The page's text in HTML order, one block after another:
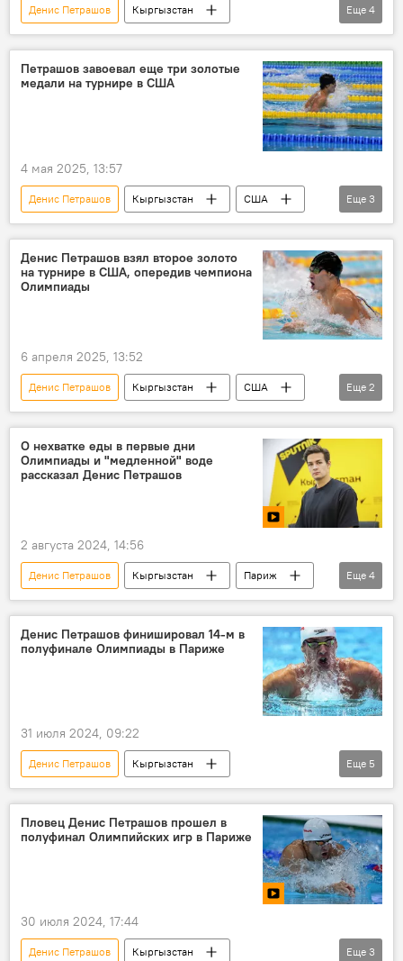
Денис Петрашов
Кыргызстан
универсиада
золото
плавание
спорт
Еще 4
Петрашов завоевал еще три золотые
медали на турнире в США
4 мая 2025, 13:57
Денис Петрашов Кыргызстан
США
плавание
медали соревнования
Еще 3
Денис Петрашов взял второе золото
на турнире в США, опередив чемпиона
Олимпиады
6 апреля 2025, 13:52
Денис Петрашов Кыргызстан
США
турнир
плавание
Еще 2
О нехватке еды в первые дни
Олимпиады и "медленной" воде
рассказал Денис Петрашов
2 августа 2024, 14:56
Денис Петрашов Кыргызстан
Париж
Олимпиада
плавание
Олимпийские игры — 2024
спорт
Еще 4
Денис Петрашов финишировал 14-м в
полуфинале Олимпиады в Париже
31 июля 2024, 09:22
Денис Петрашов
Кыргызстан
полуфинал
Олимпиада
Париж
Олимпийские игры — 2024
плавание
Еще 5
Пловец Денис Петрашов прошел в
полуфинал Олимпийских игр в Париже
30 июля 2024, 17:44
Денис Петрашов
Кыргызстан
Еще 3